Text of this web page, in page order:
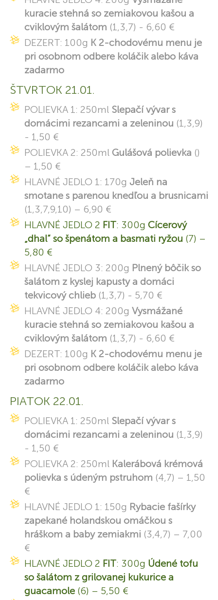
kuracie stehná so zemiakovou kašou a
cviklovým šalátom (1,3,7) - 6,60 €
DEZERT: 100g K 2-chodovému menu je
pri osobnom odbere koláčik alebo káva
zadarmo
ŠTVRTOK 21.01.
POLIEVKA 1: 250ml Slepačí vývar s
domácimi rezancami a zeleninou (1,3,9)
- 1,50 €
POLIEVKA 2: 250ml Gulášová polievka ()
– 1,50 €
HLAVNÉ JEDLO 1: 170g Jeleň na
smotane s parenou knedľou a brusnicami
(1,3,7,9,10) – 6,90 €
HLAVNÉ JEDLO 2 FIT: 300g Cícerový
„dhal“ so špenátom a basmati ryžou (7) –
5,80 €
HLAVNÉ JEDLO 3: 200g Plnený bôčik so
šalátom z kyslej kapusty a domáci
tekvicový chlieb (1,3,7) - 5,70 €
HLAVNÉ JEDLO 4: 200g Vysmážané
kuracie stehná so zemiakovou kašou a
cviklovým šalátom (1,3,7) - 6,60 €
DEZERT: 100g K 2-chodovému menu je
pri osobnom odbere koláčik alebo káva
zadarmo
PIATOK 22.01.
POLIEVKA 1: 250ml Slepačí vývar s
domácimi rezancami a zeleninou (1,3,9)
- 1,50 €
POLIEVKA 2: 250ml Kalerábová krémová
polievka s údeným pstruhom (4,7) – 1,50
€
HLAVNÉ JEDLO 1: 150g Rybacie fašírky
zapekané holandskou omáčkou s
hráškom a baby zemiakmi (3,4,7) – 7,00
€
HLAVNÉ JEDLO 2 FIT: 300g Údené tofu
so šalátom z grilovanej kukurice a
guacamole (6) – 5,50 €